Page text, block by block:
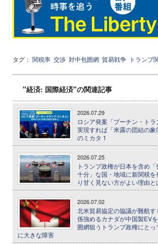
タグ： 関税率 交渉 対中包囲網 貿易戦争 トランプ
"経済: 国際経済"の関連記事
2026.07.29
ロシア発案「プーチン・トラ
実現すれば「米露の団結の
のミカタ 1
2026.07.25
トランプ政権が日本を含め
十分」な国・地域に新関税を
り甘く見ない方がよい理由と
2026.07.02
北米貿易協定の協議が難航
係強めるカナダが中国製EV
囲網狙うトランプ政権にと
に大きな障害